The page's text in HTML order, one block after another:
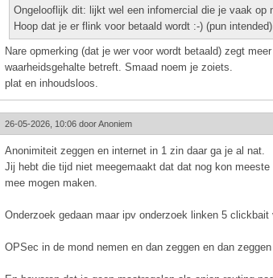
Ongelooflijk dit: lijkt wel een infomercial die je vaak op
Hoop dat je er flink voor betaald wordt :-) (pun
Nare opmerking (dat je wer voor wordt betaald) zegt
waarheidsgehalte betreft. Smaad noem je zoiets.
plat en inhoudsloos.
26-05-2026, 10:06 doorAnoniem
Anonimiteit zeggen en internet in 1 zin daar ga je al nat.
Jij hebt die tijd niet meegemaakt dat dat nog kon
mee mogen maken.
Onderzoek gedaan maar ipv onderzoek linken 5
OPSec in de mond nemen en dan zeggen en dan